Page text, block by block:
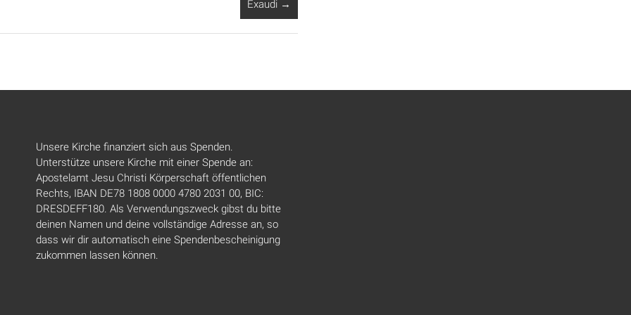
Exaudi →
Unsere Kirche finanziert sich aus Spenden.
Unterstütze unsere Kirche mit einer Spende an:
Apostelamt Jesu Christi Körperschaft öffentlichen
Rechts, IBAN DE78 1808 0000 4780 2031 00, BIC:
DRESDEFF180. Als Verwendungszweck gibst du bitte
deinen Namen und deine vollständige Adresse an, so
dass wir dir automatisch eine Spendenbescheinigung
zukommen lassen können.